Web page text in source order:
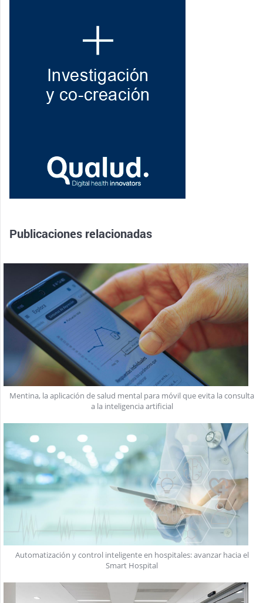
Publicaciones relacionadas
Mentina, la aplicación de salud mental para móvil que evita la consulta
a la inteligencia artificial
Automatización y control inteligente en hospitales: avanzar hacia el
Smart Hospital